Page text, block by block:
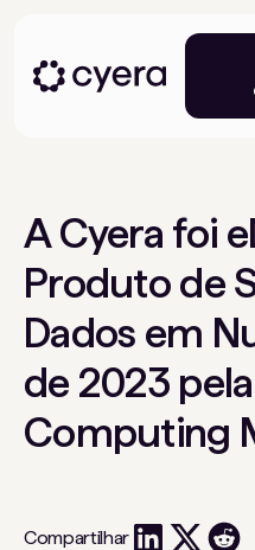
A Cyera foi
Produto de
Dados em
de 2023
Computing
Compartilhar